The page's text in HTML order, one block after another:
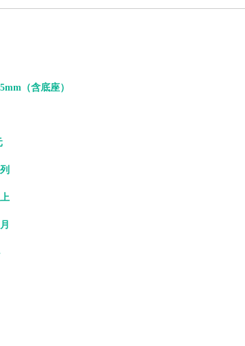
（含底座）